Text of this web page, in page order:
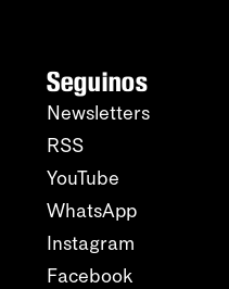
Seguinos
Newsletters
RSS
YouTube
WhatsApp
Instagram
Facebook